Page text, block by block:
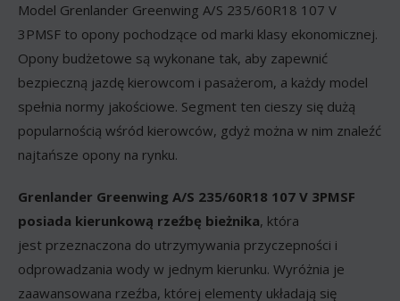
Model Grenlander Greenwing A/S 235/60R18 107 V
3PMSF to opony pochodzące od marki klasy ekonomicznej.
Opony budżetowe są wykonane tak, aby zapewnić
bezpieczną jazdę kierowcom i pasażerom, a każdy model
spełnia normy jakościowe. Segment ten cieszy się dużą
popularnością wśród kierowców, gdyż można w nim znaleźć
najtańsze opony na rynku.
Grenlander Greenwing A/S 235/60R18 107 V 3PMSF
posiada kierunkową rzeźbę bieżnika, która
jest przeznaczona do utrzymywania przyczepności i
odprowadzania wody w jednym kierunku. Wyróżnia je
zaawansowana rzeźba, której elementy układają się